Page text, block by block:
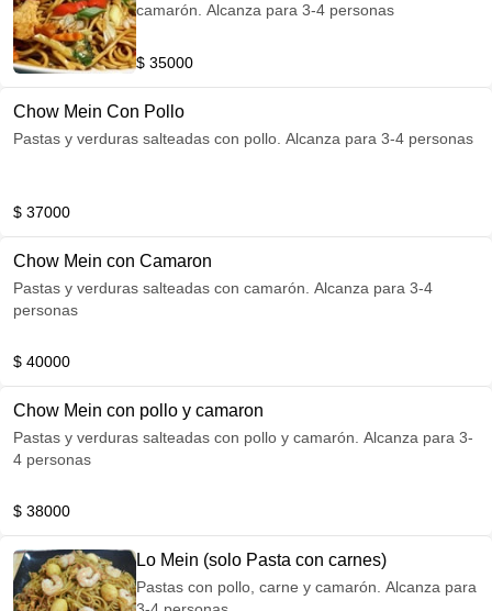
camarón. Alcanza para 3-4 personas
$ 35000
Chow Mein Con Pollo
Pastas y verduras salteadas con pollo. Alcanza para 3-4 personas
$ 37000
Chow Mein con Camaron
Pastas y verduras salteadas con camarón. Alcanza para 3-4
personas
$ 40000
Chow Mein con pollo y camaron
Pastas y verduras salteadas con pollo y camarón. Alcanza para 3-
4 personas
$ 38000
Lo Mein (solo Pasta con carnes)
Pastas con pollo, carne y camarón. Alcanza para